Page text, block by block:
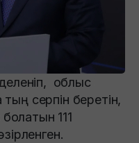
облыс
серпін беретін,
111